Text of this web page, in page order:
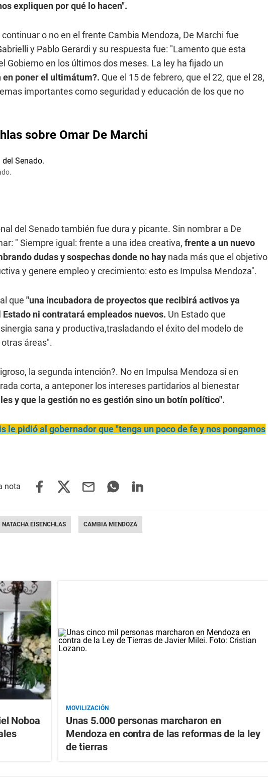
expliquen por qué lo hacen".
o no en el frente Cambia Mendoza, De Marchi fue
y Pablo Gerardi y su respuesta fue: "Lamento que esta
Gobierno en los últimos dos meses. La ley ha fijado un
en poner el ultimátum?. Que el 15 de febrero, que el 22, que el 28,
importantes como seguridad y educación de los que no
sobre Omar De Marchi
del Senado también fue dura y picante. Sin nombrar a De
" Siempre igual: frente a una idea creativa, frente a un nuevo
dudas y sospechas donde no hay nada más que el objetivo
y genere empleo y crecimiento: esto es Impulsa Mendoza".
que "una incubadora de proyectos que recibirá activos ya
ni contratará empleados nuevos. Un Estado que
sana y productiva,trasladando el éxito del modelo de
áreas".
la segunda intención?. No en Impulsa Mendoza sí en
corta, a anteponer los intereses partidarios al bienestar
y que la gestión no es gestión sino un botín político".
le pidió al gobernador que "tenga un poco de fe y nos pongamos
NATACHA EISENCHLAS CAMBIA MENDOZA
Noboa
MOVILIZACIÓN
Unas 5.000 personas marcharon en
Mendoza en contra de las reformas de la ley
de tierras